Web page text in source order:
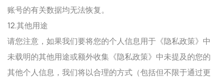
账号的有关数据均无法恢复。
12.其他用途
请您注意，如果我们要将您的个人信息用于《隐私政策》中
未载明的其他用途或额外收集《隐私政策》中未提及的您的
其他个人信息，我们将以合理的方式（包括但不限于通过更